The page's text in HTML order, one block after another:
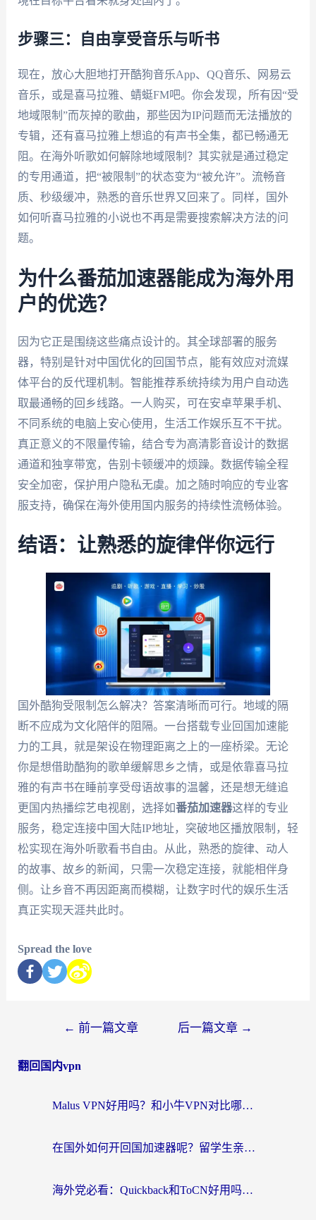
步骤三：自由享受音乐与听书
现在，放心大胆地打开酷狗音乐App、QQ音乐、网易云
音乐，或是喜马拉雅、蜻蜓FM吧。你会发现，所有因“受
地域限制”而灰掉的歌曲，那些因为IP问题而无法播放的
专辑，还有喜马拉雅上想追的有声书全集，都已畅通无
阻。在海外听歌如何解除地域限制？其实就是通过稳定
的专用通道，把“被限制”的状态变为“被允许”。流畅音
质、秒级缓冲，熟悉的音乐世界又回来了。同样，国外
如何听喜马拉雅的小说也不再是需要搜索解决方法的问
题。
为什么番茄加速器能成为海外用
户的优选？
因为它正是围绕这些痛点设计的。其全球部署的服务
器，特别是针对中国优化的回国节点，能有效应对流媒
体平台的反代理机制。智能推荐系统持续为用户自动选
取最通畅的回乡线路。一人购买，可在安卓苹果手机、
不同系统的电脑上安心使用，生活工作娱乐互不干扰。
真正意义的不限量传输，结合专为高清影音设计的数据
通道和独享带宽，告别卡顿缓冲的烦躁。数据传输全程
安全加密，保护用户隐私无虞。加之随时响应的专业客
服支持，确保在海外使用国内服务的持续性流畅体验。
结语：让熟悉的旋律伴你远行
国外酷狗受限制怎么解决？答案清晰而可行。地域的隔
断不应成为文化陪伴的阻隔。一台搭载专业回国加速能
力的工具，就是架设在物理距离之上的一座桥梁。无论
你是想借助酷狗的歌单缓解思乡之情，或是依靠喜马拉
雅的有声书在睡前享受母语故事的温馨，还是想无缝追
更国内热播综艺电视剧，选择如番茄加速器这样的专业
服务，稳定连接中国大陆IP地址，突破地区播放限制，轻
松实现在海外听歌看书自由。从此，熟悉的旋律、动人
的故事、故乡的新闻，只需一次稳定连接，就能相伴身
侧。让乡音不再因距离而模糊，让数字时代的娱乐生活
真正实现天涯共此时。
Spread the love
← 前一篇文章 后一篇文章 →
翻回国内vpn
Malus VPN好用吗？和小牛VPN对比哪个回国效果更好？海外党亲测实用指南
在国外如何开回国加速器呢？留学生亲测的无缝访问国内资源指南
海外党必看：Quickback和ToCN好用吗？3分钟选对回国加速器的实用指南